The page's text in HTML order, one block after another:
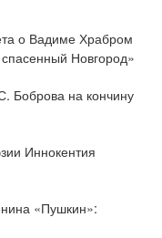
о Вадиме Храбром
Новгород»
Боброва на кончину
Иннокентия
«Пушкин»: